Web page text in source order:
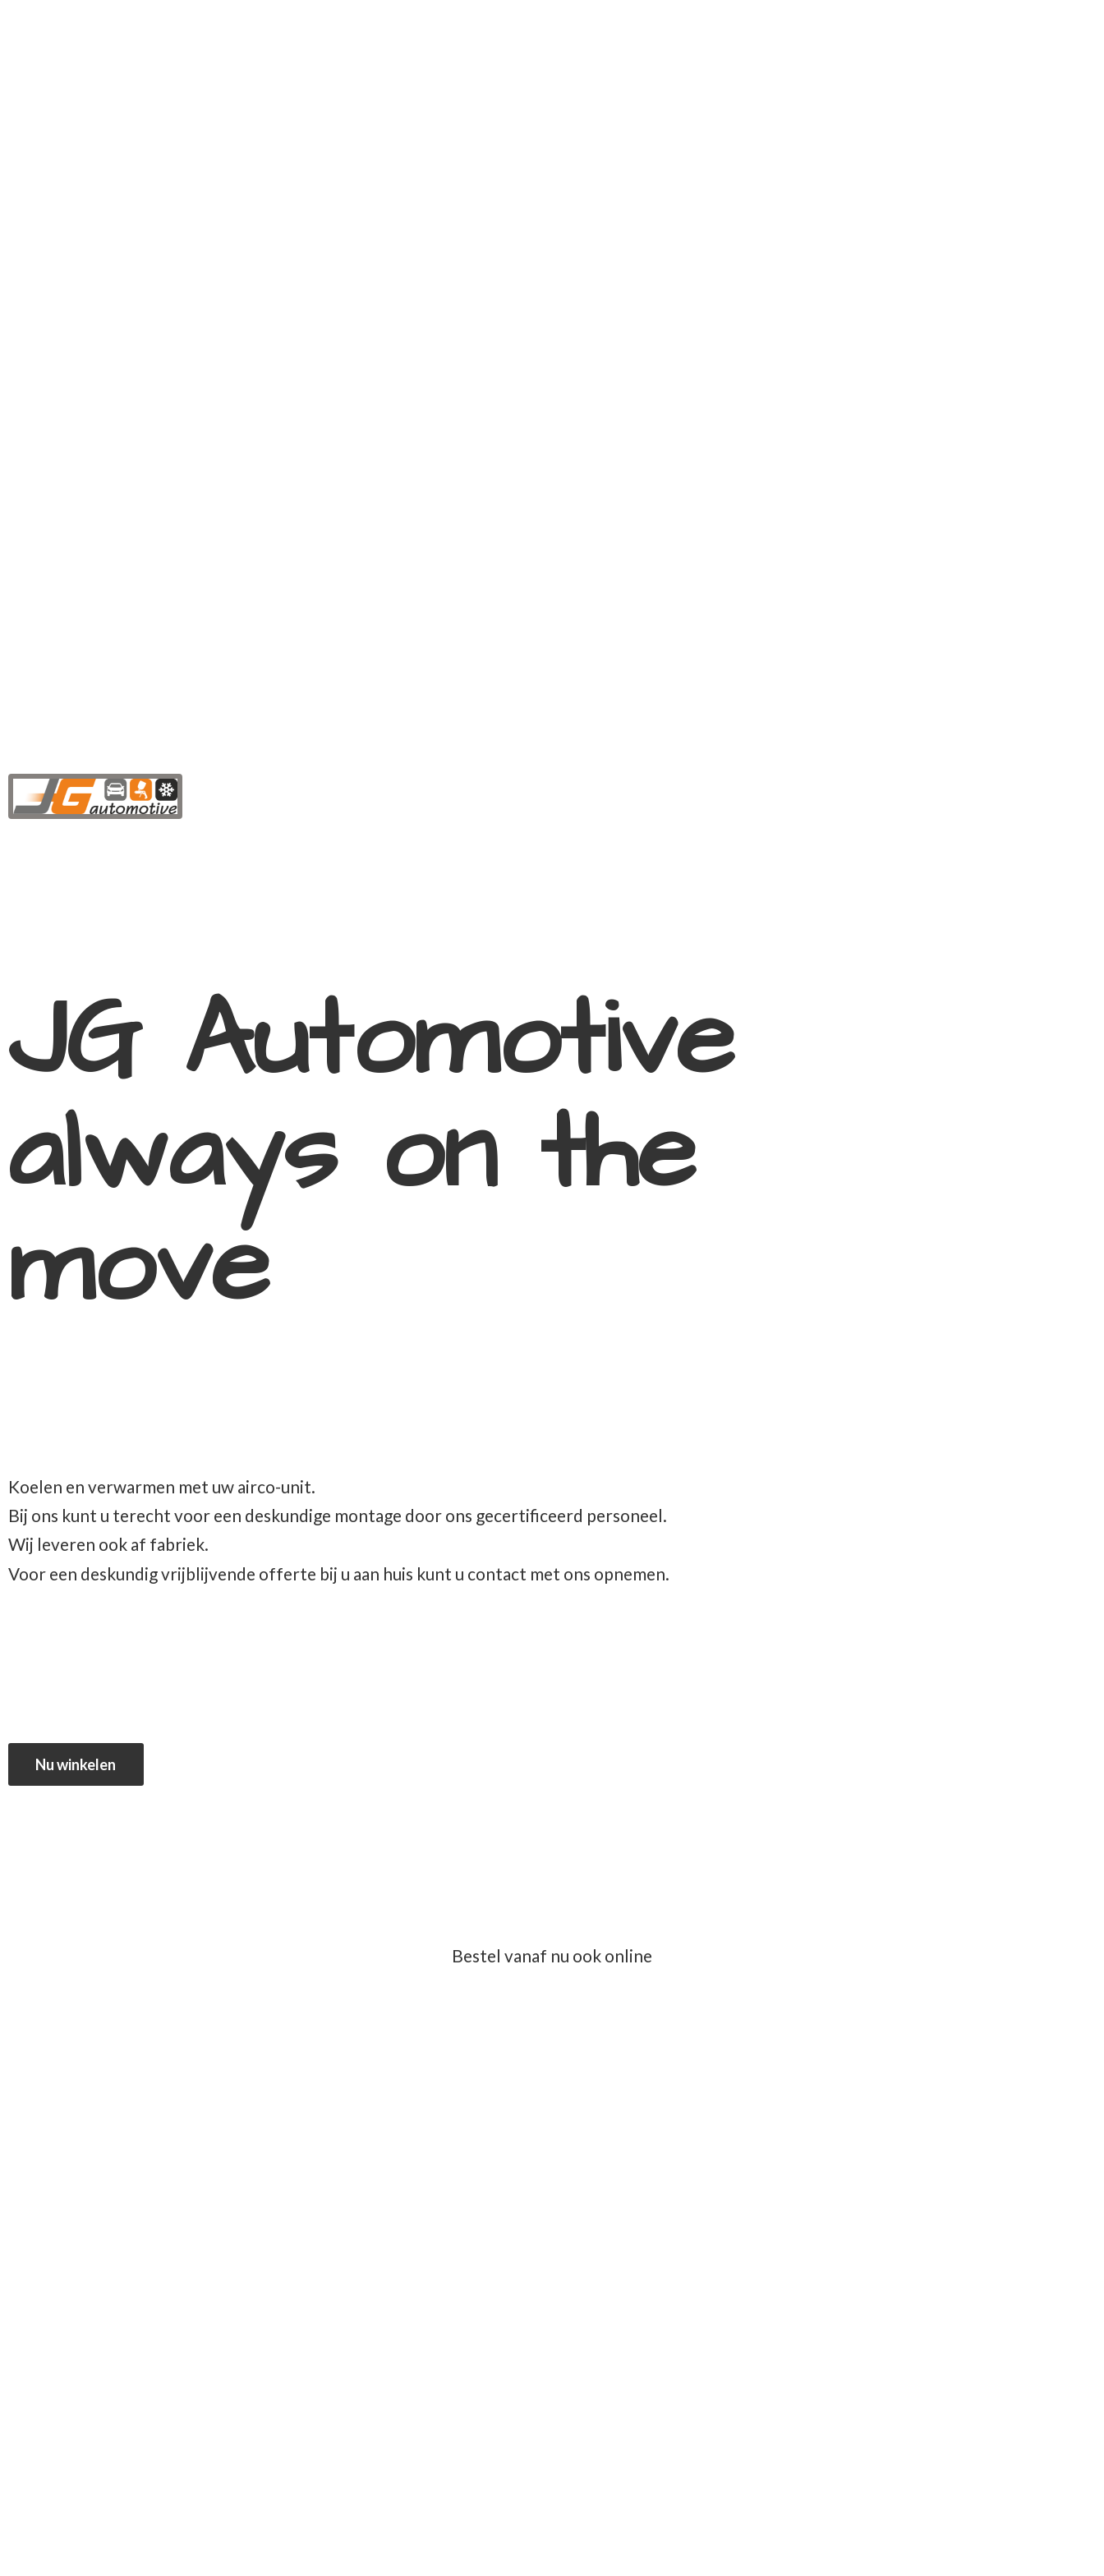
JG Automotive
always on the
move
Koelen en verwarmen met uw airco-unit.
Bij ons kunt u terecht voor een deskundige montage door ons gecertificeerd personeel.
Wij leveren ook af fabriek.
Voor een deskundig vrijblijvende offerte bij u aan huis kunt u contact met ons opnemen.
Nu winkelen
Bestel vanaf nu ook online